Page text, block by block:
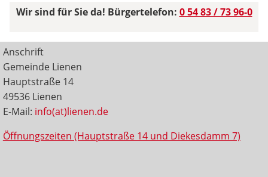
Wir sind für Sie da! Bürgertelefon: 0 54 83 / 73 96-0
Anschrift
Gemeinde Lienen
Hauptstraße 14
49536 Lienen
E-Mail: info(at)lienen.de
Öffnungszeiten (Hauptstraße 14 und Diekesdamm 7)